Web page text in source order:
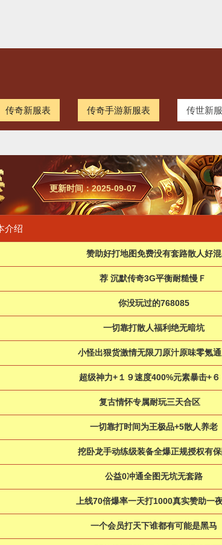
传奇新服表 传奇手游新服表 传世新
更新时间：2025-09-07
介绍
赞助好打地图免费没有套路散人好混
荐 沉默传奇3G平衡耐糙慢Ｆ
你没玩过的768085
一切靠打散人福利绝无暗坑
小怪出狠货激情无限刀原汁原味零氪
超级神力+１９速度400%元素暴击+６
复古情怀专属耐玩三天合区
一切靠打时间为王极品+5散人养老
挖卧龙手动练级装备全爆正规授权有
公益0冲通全图无坑无套路
上线70倍爆率一天打1000真实赞助一
一个会员打天下谁都有可能是黑马